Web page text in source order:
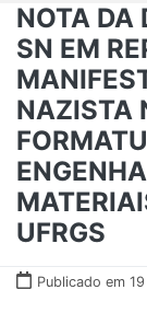
NOTA DA
SN EM
NAZISTA
UFRGS
Publicado em